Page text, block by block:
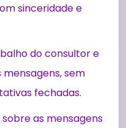
sinceridade e
do consultor e
sem
fechadas.
as mensagens